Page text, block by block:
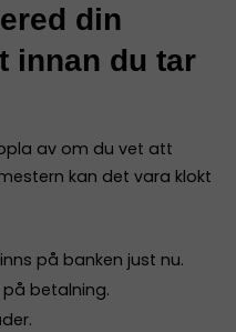
din
innan du tar
av om du vet att
kan det vara klokt
på banken just nu.
betalning.